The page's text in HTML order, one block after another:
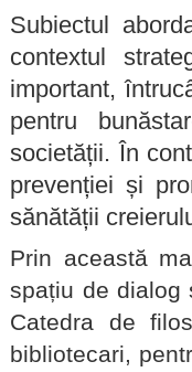
Subiectul
contextul
important,
pentru
societății. În
prevenției și
sănătății
Prin această
spațiu de dialog
Catedra de
bibliotecari,